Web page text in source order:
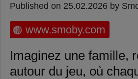
Published on 25.02.2026 by
www.smoby.com
Imaginez une famille,
autour du jeu, où